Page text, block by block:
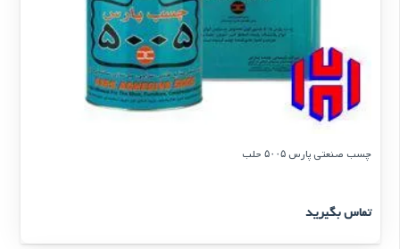
چسب صنعتی پارس ۵۰۰۵ حلب
تماس بگیرید